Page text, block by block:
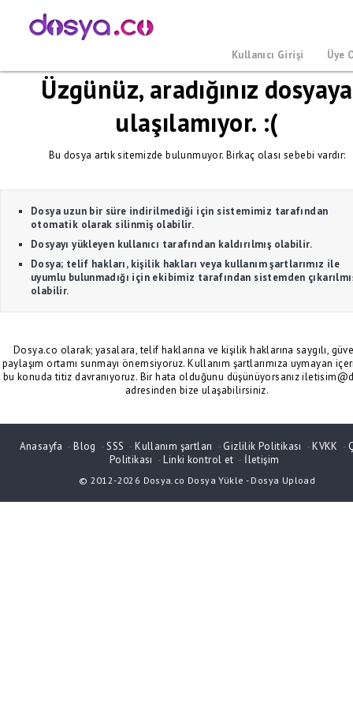
Kullanıcı Girişi Üye
Üzgünüz, aradığınız dosyaya
ulaşılamıyor. :(
Bu dosya artık sitemizde bulunmuyor. Birkaç olası sebebi vardır:
Dosya uzun bir süre indirilmediği için sistemimiz tarafından
otomatik olarak silinmiş olabilir.
Dosyayı yükleyen kullanıcı tarafından kaldırılmış olabilir.
Dosya; telif hakları, kişilik hakları veya kullanım şartlarımız ile
uyumlu bulunmadığı için ekibimiz tarafından sistemden
olabilir.
Dosya.co olarak; yasalara, telif haklarına ve kişilik haklarına saygılı,
paylaşım ortamı sunmayı önemsiyoruz. Kullanım şartlarımıza uymayan
bu konuda titiz davranıyoruz. Bir hata olduğunu düşünüyorsanız
adresinden bize ulaşabilirsiniz.
Anasayfa -Blog -SSS -Kullanım şartları - Gizlilik Politikası -KVKK -
Politikası -Linki kontrol et - İletişim
© 2012-2026 Dosya.co Dosya Yükle - Dosya Upload